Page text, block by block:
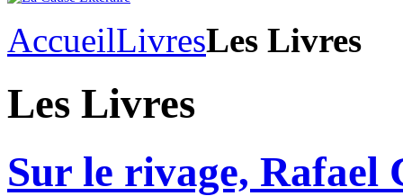
AccueilLivresLes Livres
Les Livres
Sur le rivage, Rafael